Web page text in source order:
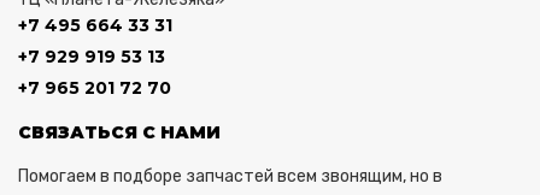
+7 495 664 33 31
+7 929 919 53 13
+7 965 201 72 70
СВЯЗАТЬСЯ С НАМИ
Помогаем в подборе запчастей всем звонящим, но в